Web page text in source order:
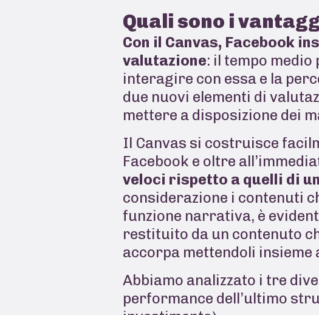
Quali sono i
Con il Canvas, Facebook
valutazione: il tempo medio
interagire con essa e la
due nuovi elementi di
mettere a disposizione dei
Il Canvas si costruisce
Facebook e oltre
veloci rispetto a quelli di
considerazione i contenuti
funzione narrativa, è
restituito da un contenuto
accorpa mettendoli
Abbiamo analizzato i tre
performance dell’ultimo